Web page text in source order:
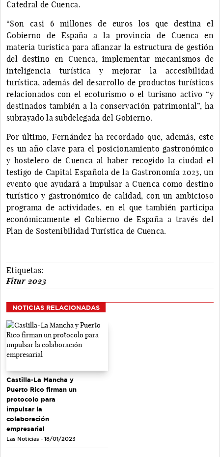
Catedral de Cuenca.
“Son casi 6 millones de euros los que destina el
Gobierno de España a la provincia de Cuenca en
materia turística para afianzar la estructura de gestión
del destino en Cuenca, implementar mecanismos de
inteligencia turística y mejorar la accesibilidad
turística, además del desarrollo de productos turísticos
relacionados con el ecoturismo o el turismo activo “y
destinados también a la conservación patrimonial”, ha
subrayado la subdelegada del Gobierno.
Por último, Fernández ha recordado que, además, este
es un año clave para el posicionamiento gastronómico
y hostelero de Cuenca al haber recogido la ciudad el
testigo de Capital Española de la Gastronomía 2023, un
evento que ayudará a impulsar a Cuenca como destino
turístico y gastronómico de calidad, con un ambicioso
programa de actividades, en el que también participa
económicamente el Gobierno de España a través del
Plan de Sostenibilidad Turística de Cuenca.
Etiquetas:
Fitur 2023
NOTICIAS RELACIONADAS
Castilla-La Mancha y
Puerto Rico firman un
protocolo para
impulsar la
colaboración
empresarial
Las Noticias - 18/01/2023